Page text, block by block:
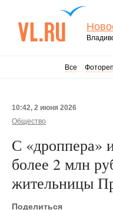
Все
10:42, 2 июня 2026
Общество
С «дроппера»
более 2 млн
жительницы
Поделиться